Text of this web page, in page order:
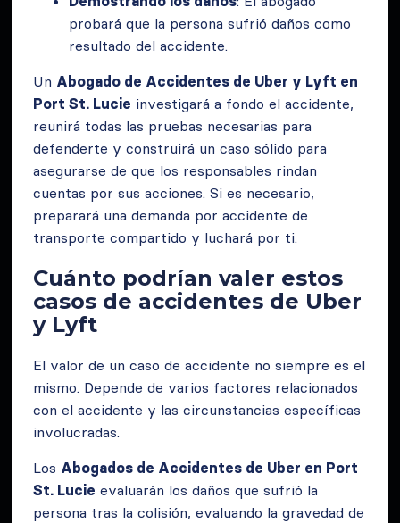
probará que la persona sufrió daños como
resultado del accidente.
Un Abogado de Accidentes de Uber y Lyft en
Port St. Lucie investigará a fondo el accidente,
reunirá todas las pruebas necesarias para
defenderte y construirá un caso sólido para
asegurarse de que los responsables rindan
cuentas por sus acciones. Si es necesario,
preparará una demanda por accidente de
transporte compartido y luchará por ti.
Cuánto podrían valer estos
casos de accidentes de Uber
y Lyft
El valor de un caso de accidente no siempre es el
mismo. Depende de varios factores relacionados
con el accidente y las circunstancias específicas
involucradas.
Los Abogados de Accidentes de Uber en Port
St. Lucie evaluarán los daños que sufrió la
persona tras la colisión, evaluando la gravedad de